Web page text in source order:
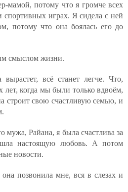
мамой, потому что я громче всех
спортивных играх. Я сидела с ней
потому что она боялась его до
смыслом жизни.
всё станет легче. Что,
лет, когда мы были только вдвоём,
строит свою счастливую семью, и
мужа, Райана, я была счастлива за
настоящую любовь. А потом
новости.
позвонила мне, вся в слезах и